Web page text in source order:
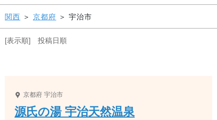
関西 ＞ 京都府 ＞ 宇治市
[表示順] 投稿日順
京都府 宇治市
源氏の湯 宇治天然温泉